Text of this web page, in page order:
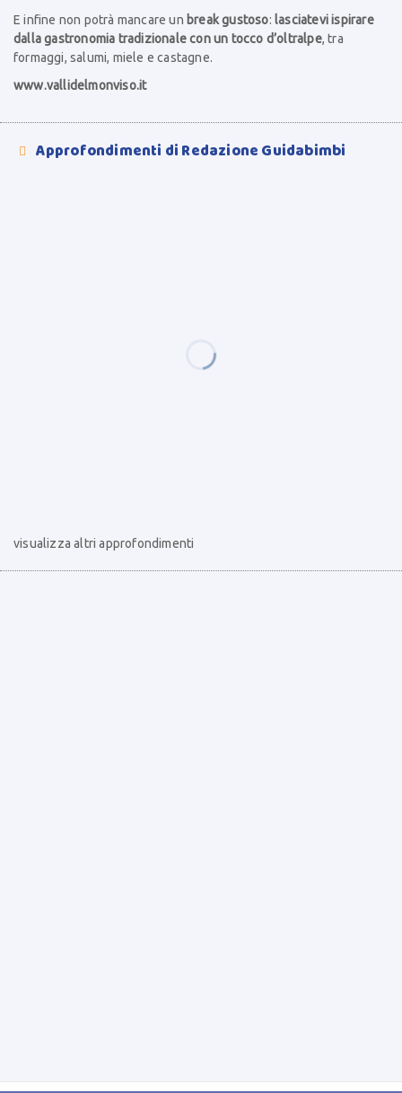
E infine non potrà mancare un break gustoso:lasciatevi ispirare
dalla gastronomia tradizionale con un tocco d’oltralpe, tra
formaggi, salumi, miele e castagne.
www.vallidelmonviso.it
 Approfondimenti di Redazione Guidabimbi
visualizza altri approfondimenti